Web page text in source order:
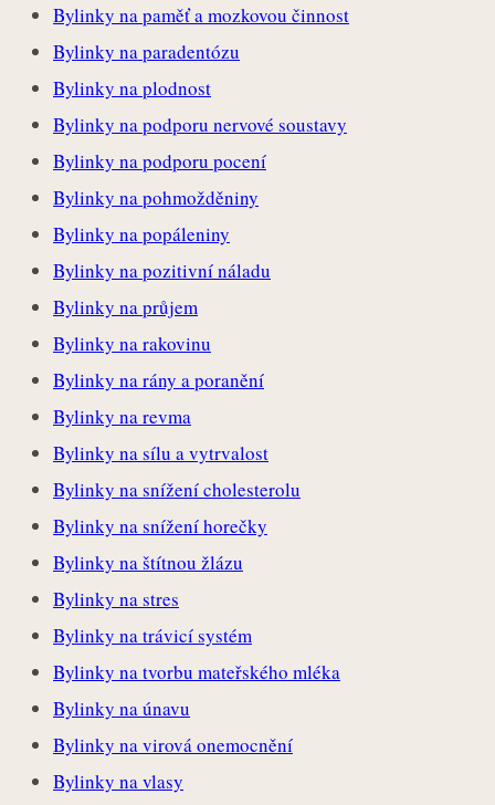
Bylinky na paměť a mozkovou činnost
Bylinky na paradentózu
Bylinky na plodnost
Bylinky na podporu nervové soustavy
Bylinky na podporu pocení
Bylinky na pohmožděniny
Bylinky na popáleniny
Bylinky na pozitivní náladu
Bylinky na průjem
Bylinky na rakovinu
Bylinky na rány a poranění
Bylinky na revma
Bylinky na sílu a vytrvalost
Bylinky na snížení cholesterolu
Bylinky na snížení horečky
Bylinky na štítnou žlázu
Bylinky na stres
Bylinky na trávicí systém
Bylinky na tvorbu mateřského mléka
Bylinky na únavu
Bylinky na virová onemocnění
Bylinky na vlasy